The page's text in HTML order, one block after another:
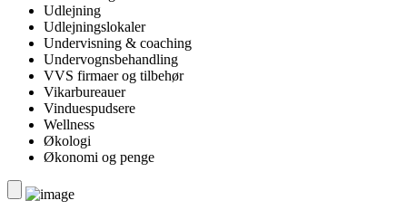
Udlejning
Udlejningslokaler
Undervisning & coaching
Undervognsbehandling
VVS firmaer og tilbehør
Vikarbureauer
Vinduespudsere
Wellness
Økologi
Økonomi og penge